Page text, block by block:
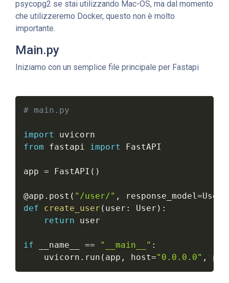
psycopg2 se stai utilizzando Mac-OS, ma dal momento
che utilizzeremo Docker, questo non è molto
importante.
Main.py
Iniziamo con un semplice file principale per Fastapi
# main.py
import
from fastapi import FastAPI
app = FastAPI ( )
@app . post ( "/user/" , response_model=User
def
create_user ( user : User ) :
return user
if __name__ == "__main__" :
    uvicorn
. run ( app , host="0.0.0.0" ,